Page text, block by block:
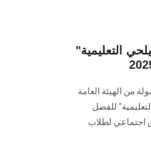
التعليمية"
من الهيئة العامة
للفصل
وجود استحقاق اجتماعي لطلاب